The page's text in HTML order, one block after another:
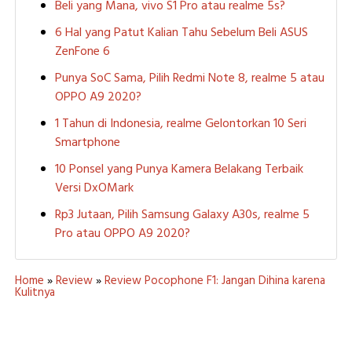
Beli yang Mana, vivo S1 Pro atau realme 5s?
6 Hal yang Patut Kalian Tahu Sebelum Beli ASUS
ZenFone 6
Punya SoC Sama, Pilih Redmi Note 8, realme 5 atau
OPPO A9 2020?
1 Tahun di Indonesia, realme Gelontorkan 10 Seri
Smartphone
10 Ponsel yang Punya Kamera Belakang Terbaik
Versi DxOMark
Rp3 Jutaan, Pilih Samsung Galaxy A30s, realme 5
Pro atau OPPO A9 2020?
Home »Review»Review Pocophone F1: Jangan Dihina karena
Kulitnya